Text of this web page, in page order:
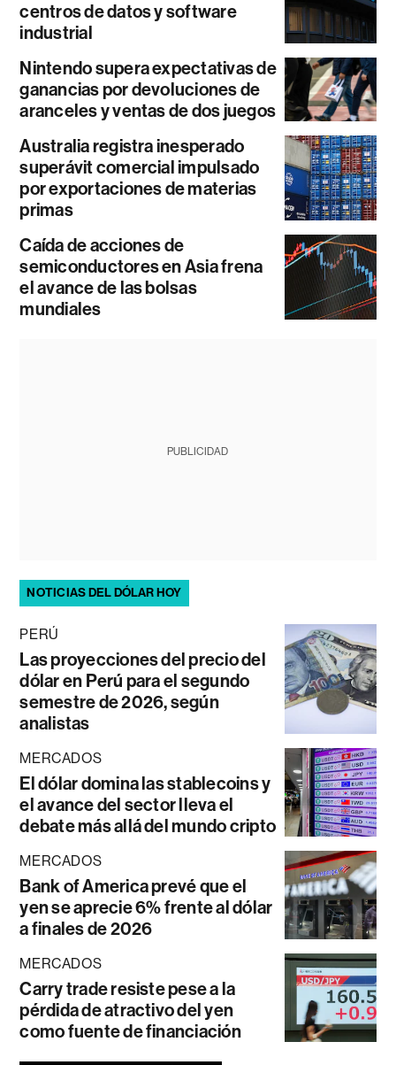
centros de datos y software
industrial
Nintendo supera expectativas de
ganancias por devoluciones de
aranceles y ventas de dos juegos
Australia registra inesperado
superávit comercial impulsado
por exportaciones de materias
primas
Caída de acciones de
semiconductores en Asia frena
el avance de las bolsas
mundiales
PUBLICIDAD
NOTICIAS DEL DÓLAR HOY
PERÚ
Las proyecciones del precio del
dólar en Perú para el segundo
semestre de 2026, según
analistas
MERCADOS
El dólar domina las stablecoins y
el avance del sector lleva el
debate más allá del mundo cripto
MERCADOS
Bank of America prevé que el
yen se aprecie 6% frente al dólar
a finales de 2026
MERCADOS
Carry trade resiste pese a la
pérdida de atractivo del yen
como fuente de financiación